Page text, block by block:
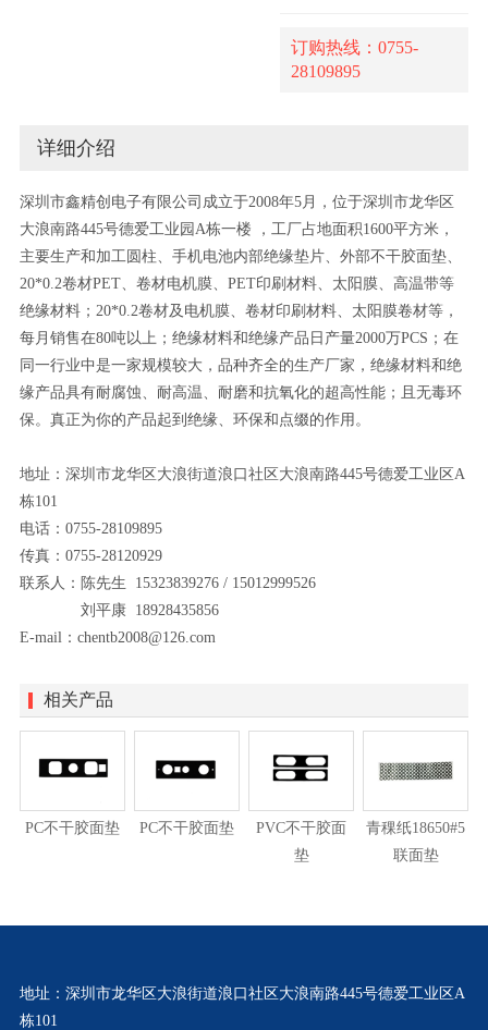
订购热线：0755-
28109895
详细介绍
深圳市鑫精创电子有限公司成立于2008年5月，位于深圳市龙华区
大浪南路445号德爱工业园A栋一楼 ，工厂占地面积1600平方米，
主要生产和加工圆柱、手机电池内部绝缘垫片、外部不干胶面垫、
20*0.2卷材PET、卷材电机膜、PET印刷材料、太阳膜、高温带等
绝缘材料；20*0.2卷材及电机膜、卷材印刷材料、太阳膜卷材等，
每月销售在80吨以上；绝缘材料和绝缘产品日产量2000万PCS；在
同一行业中是一家规模较大，品种齐全的生产厂家，绝缘材料和绝
缘产品具有耐腐蚀、耐高温、耐磨和抗氧化的超高性能；且无毒环
保。真正为你的产品起到绝缘、环保和点缀的作用。
地址：深圳市龙华区大浪街道浪口社区大浪南路445号德爱工业区A
栋101
电话：0755-28109895
传真：0755-28120929
联系人：陈先生 15323839276 / 15012999526
刘平康 18928435856
E-mail：chentb2008@126.com
相关产品
PC不干胶面垫 PC不干胶面垫
PVC不干胶面
垫
青稞纸18650#5
联面垫
地址：深圳市龙华区大浪街道浪口社区大浪南路445号德爱工业区A
栋101